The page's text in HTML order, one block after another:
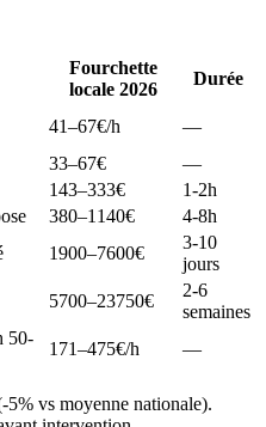
Fourchette
locale 2026
Durée
41–67€/h
—
33–67€
—
143–333€
1-2h
380–1140€
4-8h
1900–7600€
3-10
jours
5700–23750€
2-6
semaines
50-
171–475€/h —
vs moyenne nationale).